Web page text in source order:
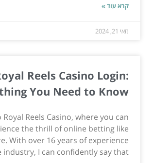
קרא עוד »
מאי 21, 2024
Reels Casino Login:
You Need to Know
Reels Casino, where you can
the thrill of online betting like
With over 16 years of experience
industry, I can confidently say that...